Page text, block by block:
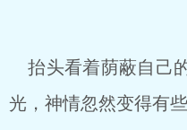
抬头看着荫蔽自己
光，神情忽然变得有些